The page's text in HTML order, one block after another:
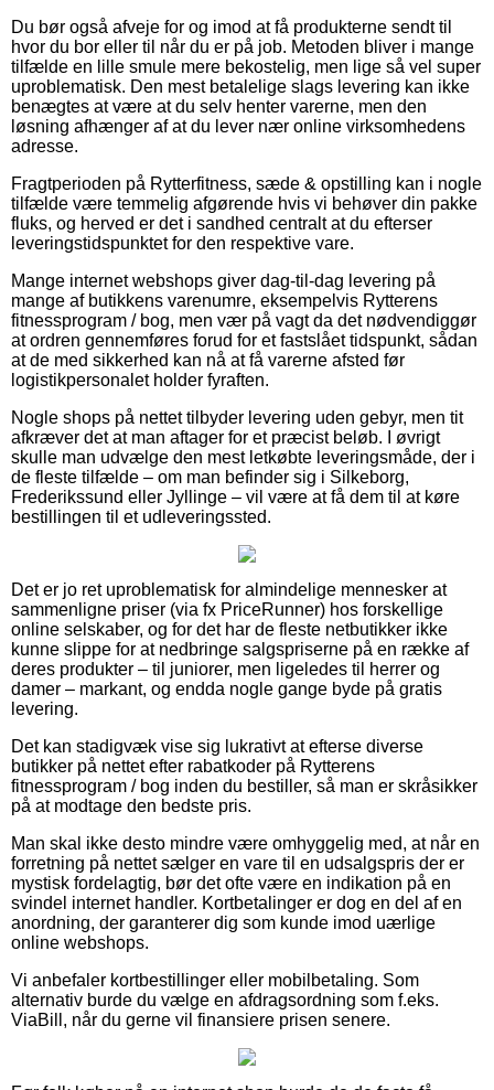
Du bør også afveje for og imod at få produkterne sendt til
hvor du bor eller til når du er på job. Metoden bliver i mange
tilfælde en lille smule mere bekostelig, men lige så vel super
uproblematisk. Den mest betalelige slags levering kan ikke
benægtes at være at du selv henter varerne, men den
løsning afhænger af at du lever nær online virksomhedens
adresse.
Fragtperioden på Rytterfitness, sæde & opstilling kan i nogle
tilfælde være temmelig afgørende hvis vi behøver din pakke
fluks, og herved er det i sandhed centralt at du efterser
leveringstidspunktet for den respektive vare.
Mange internet webshops giver dag-til-dag levering på
mange af butikkens varenumre, eksempelvis Rytterens
fitnessprogram / bog, men vær på vagt da det nødvendiggør
at ordren gennemføres forud for et fastslået tidspunkt, sådan
at de med sikkerhed kan nå at få varerne afsted før
logistikpersonalet holder fyraften.
Nogle shops på nettet tilbyder levering uden gebyr, men tit
afkræver det at man aftager for et præcist beløb. I øvrigt
skulle man udvælge den mest letkøbte leveringsmåde, der i
de fleste tilfælde – om man befinder sig i Silkeborg,
Frederikssund eller Jyllinge – vil være at få dem til at køre
bestillingen til et udleveringssted.
Det er jo ret uproblematisk for almindelige mennesker at
sammenligne priser (via fx PriceRunner) hos forskellige
online selskaber, og for det har de fleste netbutikker ikke
kunne slippe for at nedbringe salgspriserne på en række af
deres produkter – til juniorer, men ligeledes til herrer og
damer – markant, og endda nogle gange byde på gratis
levering.
Det kan stadigvæk vise sig lukrativt at efterse diverse
butikker på nettet efter rabatkoder på Rytterens
fitnessprogram / bog inden du bestiller, så man er skråsikker
på at modtage den bedste pris.
Man skal ikke desto mindre være omhyggelig med, at når en
forretning på nettet sælger en vare til en udsalgspris der er
mystisk fordelagtig, bør det ofte være en indikation på en
svindel internet handler. Kortbetalinger er dog en del af en
anordning, der garanterer dig som kunde imod uærlige
online webshops.
Vi anbefaler kortbestillinger eller mobilbetaling. Som
alternativ burde du vælge en afdragsordning som f.eks.
ViaBill, når du gerne vil finansiere prisen senere.